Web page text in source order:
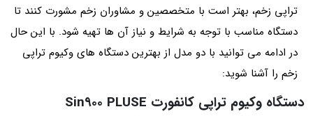
تراپی زخم، بهتر است با متخصصین و مشاوران زخم مشورت کنند تا
دستگاه مناسب با توجه به شرایط و نیاز آن ها تهیه شود. با این حال
در ادامه می توانید با دو مدل از بهترین دستگاه های وکیوم تراپی
زخم را آشنا شوید:
دستگاه وکیوم‌ تراپی کانفورت Sin۹۰۰ PLUSE